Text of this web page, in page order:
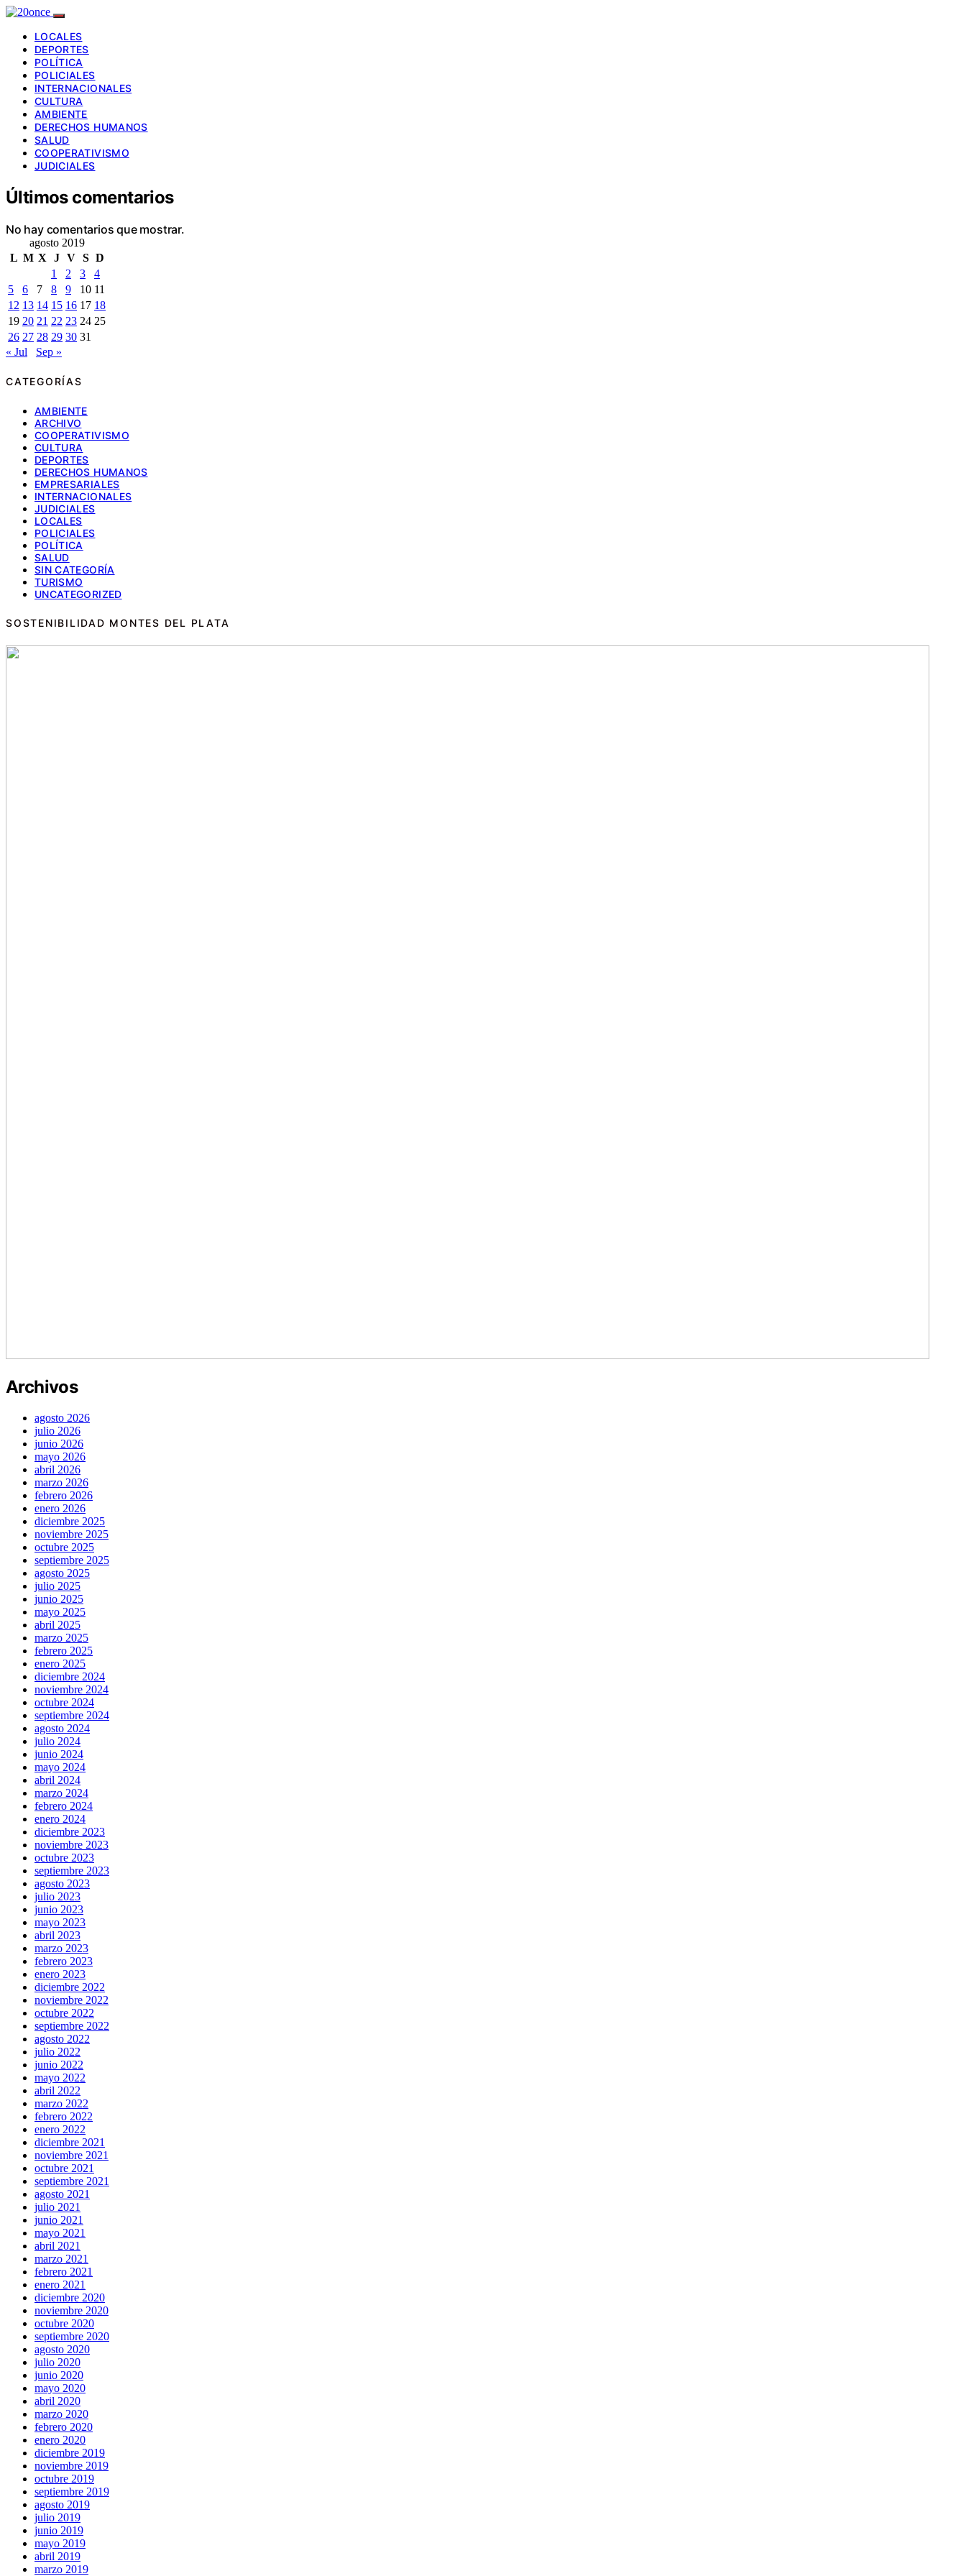
LOCALES
DEPORTES
POLÍTICA
POLICIALES
INTERNACIONALES
CULTURA
AMBIENTE
DERECHOS HUMANOS
SALUD
COOPERATIVISMO
JUDICIALES
Últimos comentarios
No hay comentarios que mostrar.
agosto 2019
L M X J V S D
1
2 3
4
5
6 7 8 9 10 11
12 13 14 15 16 17 18
19 20 21 22 23 24 25
26 27 28 29 30 31
« Jul
Sep »
CATEGORÍAS
AMBIENTE
ARCHIVO
COOPERATIVISMO
CULTURA
DEPORTES
DERECHOS HUMANOS
EMPRESARIALES
INTERNACIONALES
JUDICIALES
LOCALES
POLICIALES
POLÍTICA
SALUD
SIN CATEGORÍA
TURISMO
UNCATEGORIZED
SOSTENIBILIDAD MONTES DEL PLATA
Archivos
agosto 2026
julio 2026
junio 2026
mayo 2026
abril 2026
marzo 2026
febrero 2026
enero 2026
diciembre 2025
noviembre 2025
octubre 2025
septiembre 2025
agosto 2025
julio 2025
junio 2025
mayo 2025
abril 2025
marzo 2025
febrero 2025
enero 2025
diciembre 2024
noviembre 2024
octubre 2024
septiembre 2024
agosto 2024
julio 2024
junio 2024
mayo 2024
abril 2024
marzo 2024
febrero 2024
enero 2024
diciembre 2023
noviembre 2023
octubre 2023
septiembre 2023
agosto 2023
julio 2023
junio 2023
mayo 2023
abril 2023
marzo 2023
febrero 2023
enero 2023
diciembre 2022
noviembre 2022
octubre 2022
septiembre 2022
agosto 2022
julio 2022
junio 2022
mayo 2022
abril 2022
marzo 2022
febrero 2022
enero 2022
diciembre 2021
noviembre 2021
octubre 2021
septiembre 2021
agosto 2021
julio 2021
junio 2021
mayo 2021
abril 2021
marzo 2021
febrero 2021
enero 2021
diciembre 2020
noviembre 2020
octubre 2020
septiembre 2020
agosto 2020
julio 2020
junio 2020
mayo 2020
abril 2020
marzo 2020
febrero 2020
enero 2020
diciembre 2019
noviembre 2019
octubre 2019
septiembre 2019
agosto 2019
julio 2019
junio 2019
mayo 2019
abril 2019
marzo 2019